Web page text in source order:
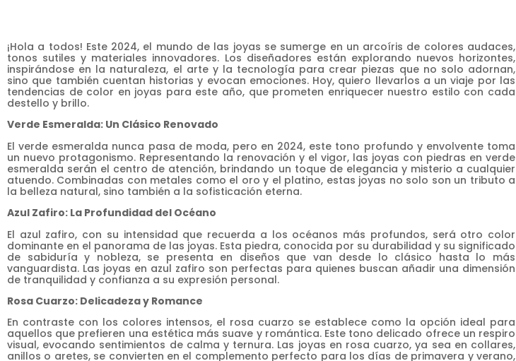
¡Hola a todos! Este 2024, el mundo de las joyas se sumerge en un arcoíris de colores audaces,
tonos sutiles y materiales innovadores. Los diseñadores están explorando nuevos horizontes,
inspirándose en la naturaleza, el arte y la tecnología para crear piezas que no solo adornan,
sino que también cuentan historias y evocan emociones. Hoy, quiero llevarlos a un viaje por las
tendencias de color en joyas para este año, que prometen enriquecer nuestro estilo con cada
destello y brillo.
Verde Esmeralda: Un Clásico Renovado
El verde esmeralda nunca pasa de moda, pero en 2024, este tono profundo y envolvente toma
un nuevo protagonismo. Representando la renovación y el vigor, las joyas con piedras en verde
esmeralda serán el centro de atención, brindando un toque de elegancia y misterio a cualquier
atuendo. Combinadas con metales como el oro y el platino, estas joyas no solo son un tributo a
la belleza natural, sino también a la sofisticación eterna.
Azul Zafiro: La Profundidad del Océano
El azul zafiro, con su intensidad que recuerda a los océanos más profundos, será otro color
dominante en el panorama de las joyas. Esta piedra, conocida por su durabilidad y su significado
de sabiduría y nobleza, se presenta en diseños que van desde lo clásico hasta lo más
vanguardista. Las joyas en azul zafiro son perfectas para quienes buscan añadir una dimensión
de tranquilidad y confianza a su expresión personal.
Rosa Cuarzo: Delicadeza y Romance
En contraste con los colores intensos, el rosa cuarzo se establece como la opción ideal para
aquellos que prefieren una estética más suave y romántica. Este tono delicado ofrece un respiro
visual, evocando sentimientos de calma y ternura. Las joyas en rosa cuarzo, ya sea en collares,
anillos o aretes, se convierten en el complemento perfecto para los días de primavera y verano,